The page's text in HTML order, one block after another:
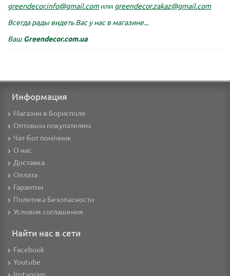
greendecor.info@gmail.com или greendecor.zakaz@gmail.com
Всегда рады видеть Вас у нас в магазине...
Ваш Greendecor.com.ua
Информация
Магазин в Борисполе
Оптовым покупателям
Чат-Бот помічник
О нас
Доставка
Оплата
Гарантии
Политика Безопасности
Условия соглашения
Найти нас в сети
Facebook
Youtube
Instagram